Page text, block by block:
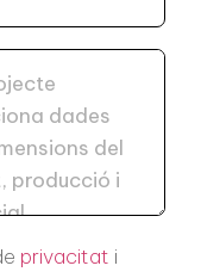
privacitat i